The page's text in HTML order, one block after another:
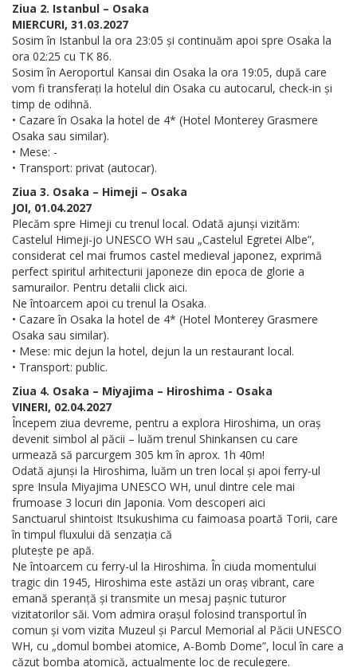
Ziua 2. Istanbul – Osaka
MIERCURI, 31.03.2027
Sosim în Istanbul la ora 23:05 și continuăm apoi spre Osaka la
ora 02:25 cu TK 86.
Sosim în Aeroportul Kansai din Osaka la ora 19:05, după care
vom fi transferați la hotelul din Osaka cu autocarul, check-in și
timp de odihnă.
• Cazare în Osaka la hotel de 4* (Hotel Monterey Grasmere
Osaka sau similar).
• Mese: -
• Transport: privat (autocar).
Ziua 3. Osaka – Himeji – Osaka
JOI, 01.04.2027
Plecăm spre Himeji cu trenul local. Odată ajunși vizităm:
Castelul Himeji-jo UNESCO WH sau „Castelul Egretei Albe”,
considerat cel mai frumos castel medieval japonez, exprimă
perfect spiritul arhitecturii japoneze din epoca de glorie a
samurailor. Pentru detalii click aici.
Ne întoarcem apoi cu trenul la Osaka.
• Cazare în Osaka la hotel de 4* (Hotel Monterey Grasmere
Osaka sau similar).
• Mese: mic dejun la hotel, dejun la un restaurant local.
• Transport: public.
Ziua 4. Osaka – Miyajima – Hiroshima - Osaka
VINERI, 02.04.2027
Începem ziua devreme, pentru a explora Hiroshima, un oraș
devenit simbol al păcii – luăm trenul Shinkansen cu care
urmează să parcurgem 305 km în aprox. 1h 40m!
Odată ajunși la Hiroshima, luăm un tren local și apoi ferry-ul
spre Insula Miyajima UNESCO WH, unul dintre cele mai
frumoase 3 locuri din Japonia. Vom descoperi aici
Sanctuarul shintoist Itsukushima cu faimoasa poartă Torii, care
în timpul fluxului dă senzația că
plutește pe apă.
Ne întoarcem cu ferry-ul la Hiroshima. În ciuda momentului
tragic din 1945, Hiroshima este astăzi un oraș vibrant, care
emană speranță și transmite un mesaj pașnic tuturor
vizitatorilor săi. Vom admira orașul folosind transportul în
comun și vom vizita Muzeul și Parcul Memorial al Păcii UNESCO
WH, cu „domul bombei atomice, A-Bomb Dome”, locul în care a
căzut bomba atomică, actualmente loc de reculegere.